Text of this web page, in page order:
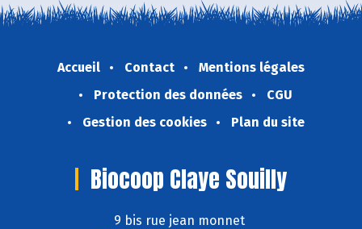
Accueil Contact
Mentions légales
Protection des données
CGU
Gestion des cookies
Plan du site
Biocoop Claye Souilly
9 bis rue jean monnet